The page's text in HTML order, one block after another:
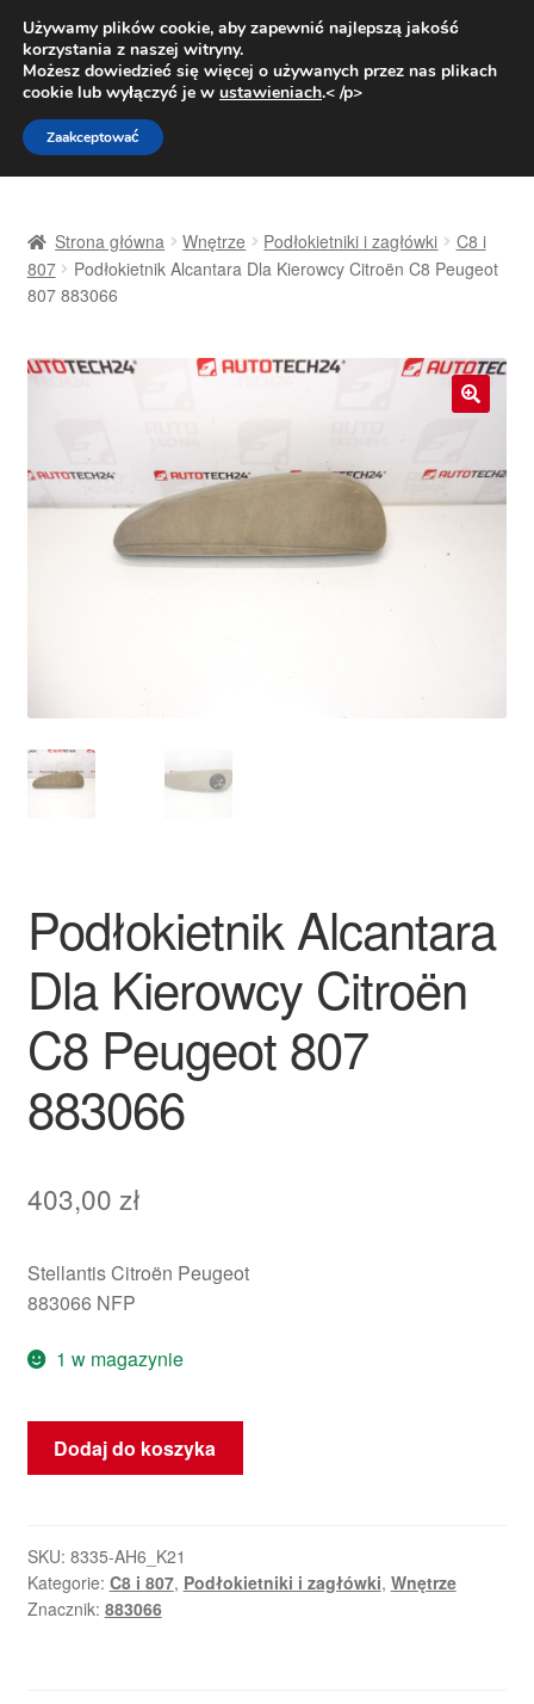
DOSTAWA od 31 zł
Pn.-pt. 9:00-16:00800 003 167
Przejdź
do
nawigacji
Przejdź
do
treści
Dostawa
O nas
Skarga
Zasady i warunki
Strona główna Wnętrze Podłokietniki i zagłówki
C8 i
807
Podłokietnik Alcantara Dla Kierowcy Citroën C8 Peugeot
807 883066
Podłokietnik Alcantara
Dla Kierowcy Citroën
C8 Peugeot 807
883066
403,00 zł
Stellantis Citroën Peugeot
883066 NFP
1 w magazynie
ilość
Podłokietnik
Kierowcy
Citroën
C8
Dodaj do koszyka
SKU: 8335-AH6_K21
Kategorie: C8 i 807, Podłokietniki i zagłówki, Wnętrze
Znacznik: 883066
Używamy plików cookie, aby zapewnić najlepszą jakość
korzystania z naszej witryny.
Możesz dowiedzieć się więcej o używanych przez nas plikach
cookie lub wyłączyć je w ustawieniach.< /p>
Zaakceptować